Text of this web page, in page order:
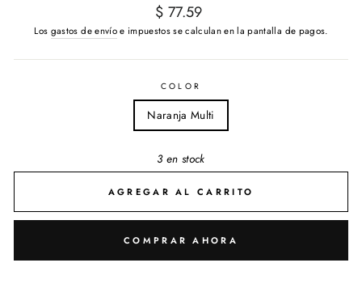
Precio
habitual
$ 77.59
Los gastos de envíoe impuestos se calculan en la pantalla de pagos.
COLOR
Naranja Multi
3 en stock
AGREGAR AL CARRITO
COMPRAR AHORA